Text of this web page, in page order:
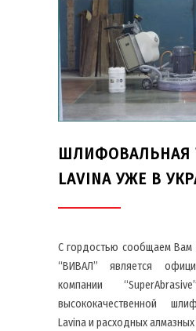
ШЛИФОВАЛЬНАЯ
LAVINA УЖЕ В
С гордостью сообщаем Вам
“ВИВАЛ” является
компании
высококачественной
Lavina и расходных